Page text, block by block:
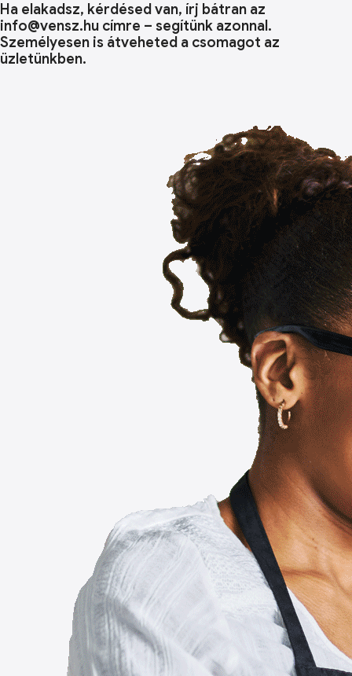
Ha elakadsz, kérdésed van, írj bátran az
info@vensz.hu címre – segítünk azonnal.
Személyesen is átveheted a csomagot az
üzletünkben.